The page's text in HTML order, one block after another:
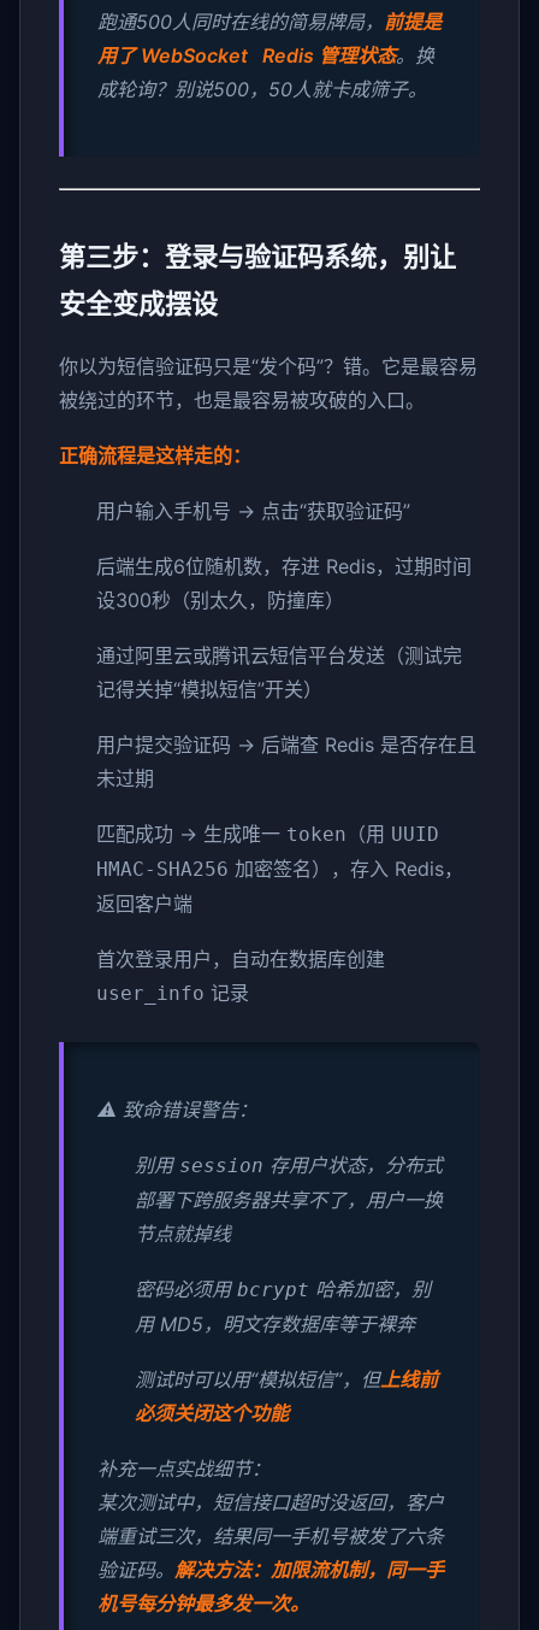
跑通500人同时在线的简易牌局， 前提是
用了 WebSocket Redis 管理状态。换
成轮询？别说500，50人就卡成筛子。
第三步：登录与验证码系统，别让
安全变成摆设
你以为短信验证码只是“发个码”？错。它是最容易
被绕过的环节，也是最容易被攻破的入口。
正确流程是这样走的：
用户输入手机号 → 点击“获取验证码”
后端生成6位随机数，存进 Redis，过期时间
设300秒（别太久，防撞库）
通过阿里云或腾讯云短信平台发送（测试完
记得关掉“模拟短信”开关）
用户提交验证码 → 后端查 Redis 是否存在且
未过期
匹配成功 → 生成唯一 token （用 UUID
HMAC-SHA256 加密签名），存入 Redis，
返回客户端
首次登录用户，自动在数据库创建
user_info 记录
⚠️ 致命错误警告：
别用 session 存用户状态，分布式
部署下跨服务器共享不了，用户一换
节点就掉线
密码必须用 bcrypt 哈希加密，别
用 MD5，明文存数据库等于裸奔
测试时可以用“模拟短信”，但上线前
必须关闭这个功能
补充一点实战细节：
某次测试中，短信接口超时没返回，客户
端重试三次，结果同一手机号被发了六条
验证码。 解决方法：加限流机制，同一手
机号每分钟最多发一次。